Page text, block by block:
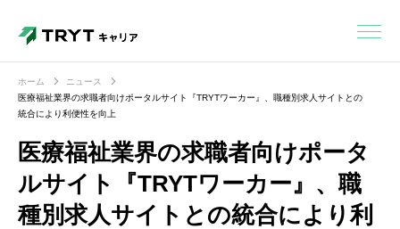
ホーム
ニュース
医療福祉業界の求職者向けポータルサイト『TRYTワーカー』、職種別求人サイトとの
統合により利便性を向上
医療福祉業界の求職者向けポータ
ルサイト『TRYTワーカー』、職
種別求人サイトとの統合により利